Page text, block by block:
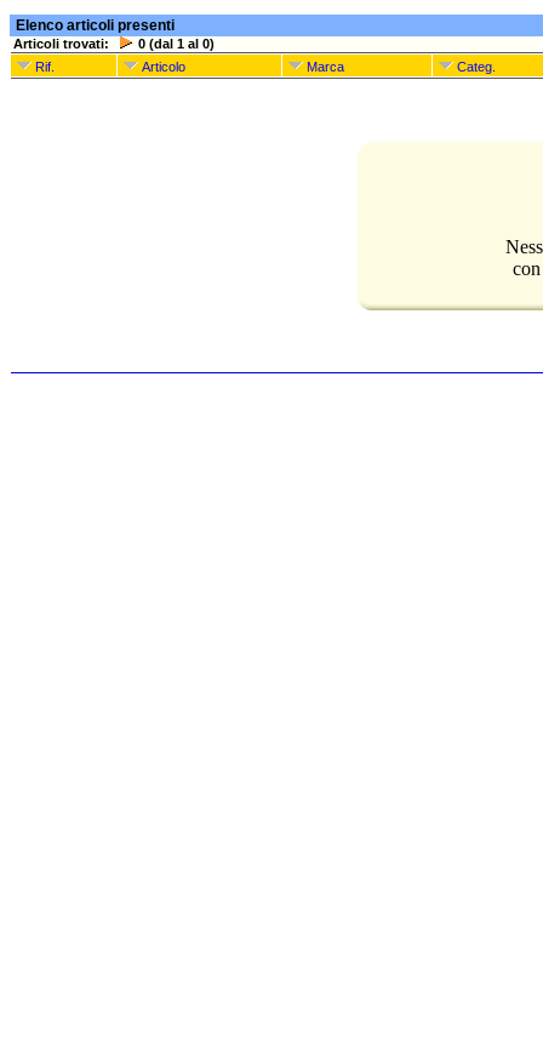
Elenco articoli presenti
Articoli trovati:
0 (dal 1 al 0)
Rif.
Articolo Marca Categ.